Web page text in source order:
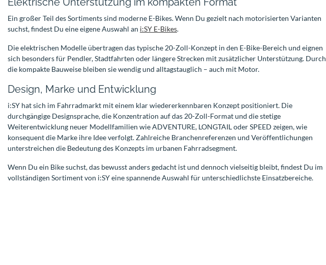
Ein großer Teil des Sortiments sind moderne E-Bikes. Wenn Du gezielt nach motorisierten Varianten
suchst, findest Du eine eigene Auswahl an i:SY E-Bikes.
Die elektrischen Modelle übertragen das typische 20-Zoll-Konzept in den E-Bike-Bereich und eignen
sich besonders für Pendler, Stadtfahrten oder längere Strecken mit zusätzlicher Unterstützung. Durch
die kompakte Bauweise bleiben sie wendig und alltagstauglich – auch mit Motor.
Design, Marke und Entwicklung
i:SY hat sich im Fahrradmarkt mit einem klar wiedererkennbaren Konzept positioniert. Die
durchgängige Designsprache, die Konzentration auf das 20-Zoll-Format und die stetige
Weiterentwicklung neuer Modellfamilien wie ADVENTURE, LONGTAIL oder SPEED zeigen, wie
konsequent die Marke ihre Idee verfolgt. Zahlreiche Branchenreferenzen und Veröffentlichungen
unterstreichen die Bedeutung des Konzepts im urbanen Fahrradsegment.
Wenn Du ein Bike suchst, das bewusst anders gedacht ist und dennoch vielseitig bleibt, findest Du im
vollständigen Sortiment von i:SY eine spannende Auswahl für unterschiedlichste Einsatzbereiche.